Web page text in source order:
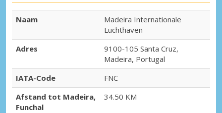
Naam
Madeira Internationale
Luchthaven
Adres
9100-105 Santa Cruz,
Madeira, Portugal
IATA-Code
FNC
Afstand tot Madeira,
Funchal
34.50 KM